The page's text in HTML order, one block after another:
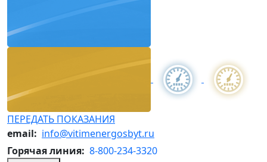
ПЕРЕДАТЬ ПОКАЗАНИЯ
email: info@vitimenergosbyt.ru
Горячая линия: 8-800-234-3320